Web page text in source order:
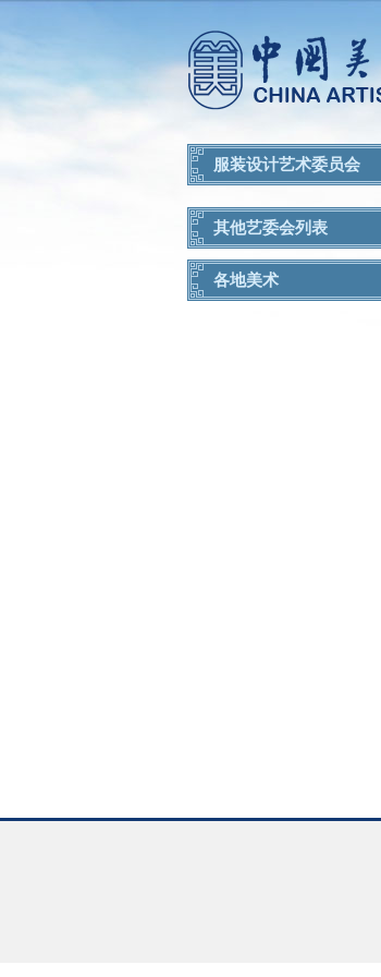
服装设计艺术委员会
其他艺委会列表
各地美术